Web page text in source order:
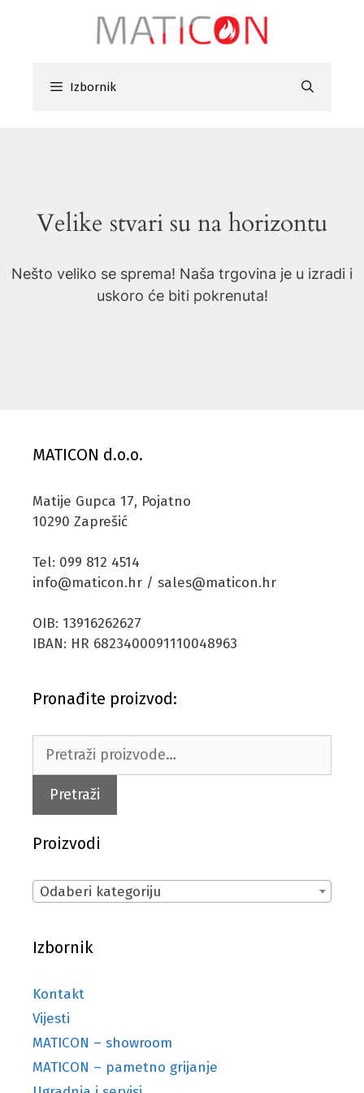
Izbornik
Velike stvari su na horizontu
Nešto veliko se sprema! Naša trgovina je u izradi i
uskoro će biti pokrenuta!
MATICON d.o.o.
Matije Gupca 17, Pojatno
10290 Zaprešić
Tel: 099 812 4514
info@maticon.hr / sales@maticon.hr
OIB: 13916262627
IBAN: HR 6823400091110048963
Pronađite proizvod:
Pretraži
Proizvodi
Odaberi kategoriju
Izbornik
Kontakt
Vijesti
MATICON – showroom
MATICON – pametno grijanje